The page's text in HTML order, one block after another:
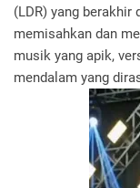
(LDR) yang berakhir
memisahkan dan
musik yang apik,
mendalam yang